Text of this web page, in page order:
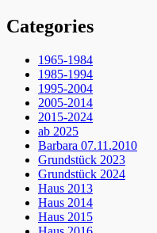
Categories
1965-1984
1985-1994
1995-2004
2005-2014
2015-2024
ab 2025
Barbara 07.11.2010
Grundstück 2023
Grundstück 2024
Haus 2013
Haus 2014
Haus 2015